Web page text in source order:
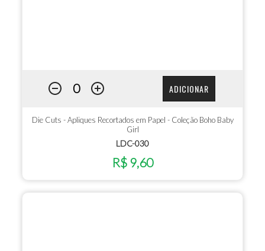
ADICIONAR
Die Cuts - Apliques Recortados em Papel - Coleção Boho Baby
Girl
LDC-030
R$ 9,60